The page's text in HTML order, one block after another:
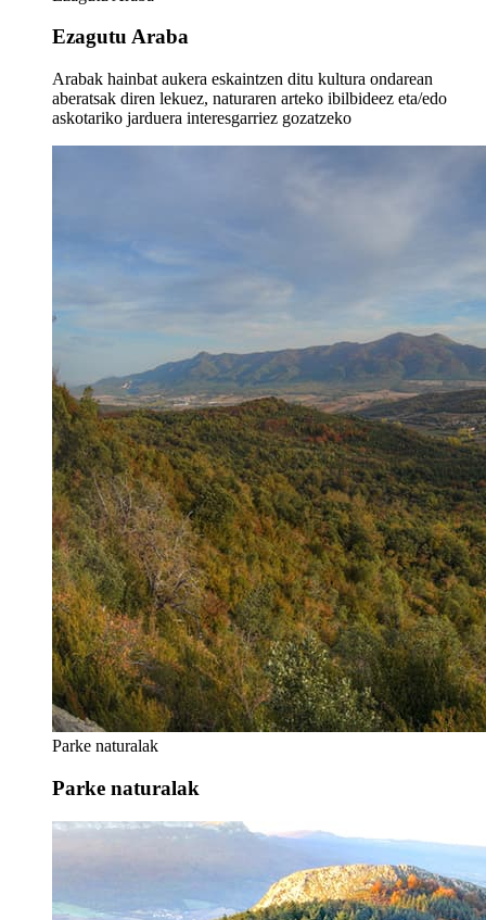
Ezagutu Araba
Arabak hainbat aukera eskaintzen ditu kultura ondarean
aberatsak diren lekuez, naturaren arteko ibilbideez eta/edo
askotariko jarduera interesgarriez gozatzeko
Parke naturalak
Parke naturalak